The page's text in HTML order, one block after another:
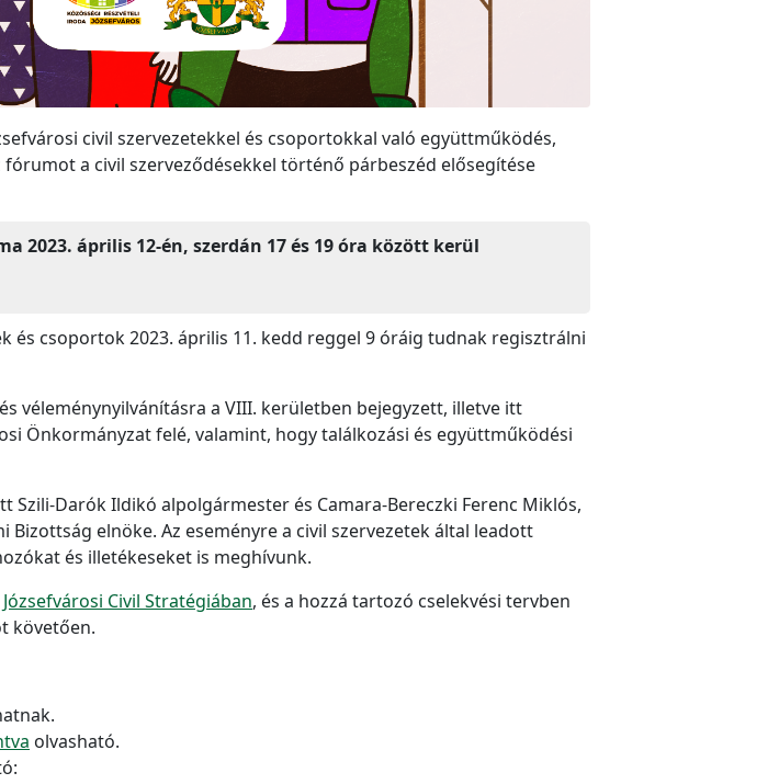
civil szervezetekkel és csoportokkal való együttműködés,
a civil szerveződésekkel történő párbeszéd elősegítése
2023. április 12-én, szerdán 17 és 19 óra között kerül
csoportok 2023. április 11. kedd reggel 9 óráig tudnak regisztrálni
véleménynyilvánításra a VIII. kerületben bejegyzett, illetve itt
Önkormányzat felé, valamint, hogy találkozási és együttműködési
Darók Ildikó alpolgármester és Camara-Bereczki Ferenc Miklós,
elnöke. Az eseményre a civil szervezetek által leadott
és illetékeseket is meghívunk.
Józsefvárosi Civil Stratégiában, és a hozzá tartozó cselekvési tervben
követően.
olvasható.